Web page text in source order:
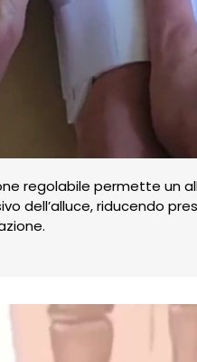
regolabile permette un
dell’alluce, riducendo